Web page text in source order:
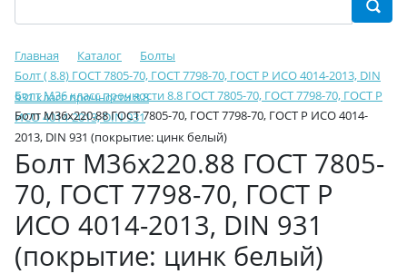
Главная Каталог
Болты
Болт ( 8.8) ГОСТ 7805-70, ГОСТ 7798-70, ГОСТ Р ИСО 4014-2013, DIN
931 класс прочности 8.8
Болт М36 класс прочности 8.8 ГОСТ 7805-70, ГОСТ 7798-70, ГОСТ Р
ИСО 4014-2013, DIN 931
Болт М36х220.88 ГОСТ 7805-70, ГОСТ 7798-70, ГОСТ Р ИСО 4014-
2013, DIN 931 (покрытие: цинк белый)
Болт М36х220.88 ГОСТ 7805-
70, ГОСТ 7798-70, ГОСТ Р
ИСО 4014-2013, DIN 931
(покрытие: цинк белый)